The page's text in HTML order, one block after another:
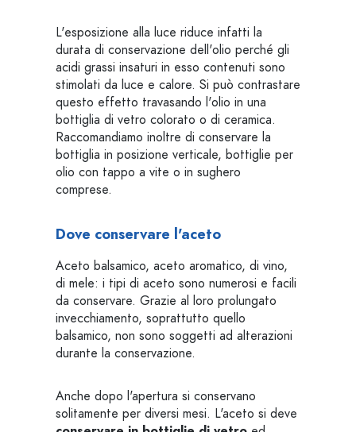
L'esposizione alla luce riduce infatti la
durata di conservazione dell'olio perché gli
acidi grassi insaturi in esso contenuti sono
stimolati da luce e calore. Si può contrastare
questo effetto travasando l'olio in una
bottiglia di vetro colorato o di ceramica.
Raccomandiamo inoltre di conservare la
bottiglia in posizione verticale, bottiglie per
olio con tappo a vite o in sughero
comprese.
Dove conservare l'aceto
Aceto balsamico, aceto aromatico, di vino,
di mele: i tipi di aceto sono numerosi e facili
da conservare. Grazie al loro prolungato
invecchiamento, soprattutto quello
balsamico, non sono soggetti ad alterazioni
durante la conservazione.
Anche dopo l'apertura si conservano
solitamente per diversi mesi. L'aceto si deve